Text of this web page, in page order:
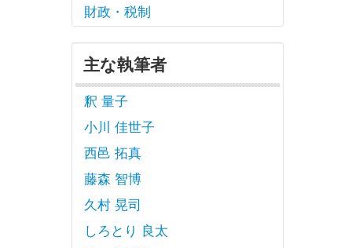
財政・税制
主な執筆者
釈 量子
小川 佳世子
西邑 拓真
藤森 智博
久村 晃司
しろとり 良太